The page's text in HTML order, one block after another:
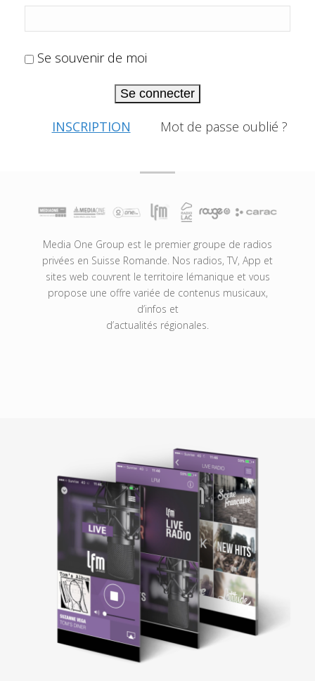
Se souvenir de moi
Se connecter
INSCRIPTION Mot de passe oublié ?
Media One Group est le premier groupe de radios
privées en Suisse Romande. Nos radios, TV, App et
sites web couvrent le territoire lémanique et vous
propose une offre variée de contenus musicaux,
d’infos et
d’actualités régionales.